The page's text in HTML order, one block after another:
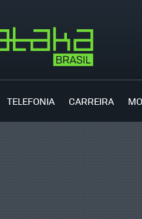
TELEFONIA CARREIRA